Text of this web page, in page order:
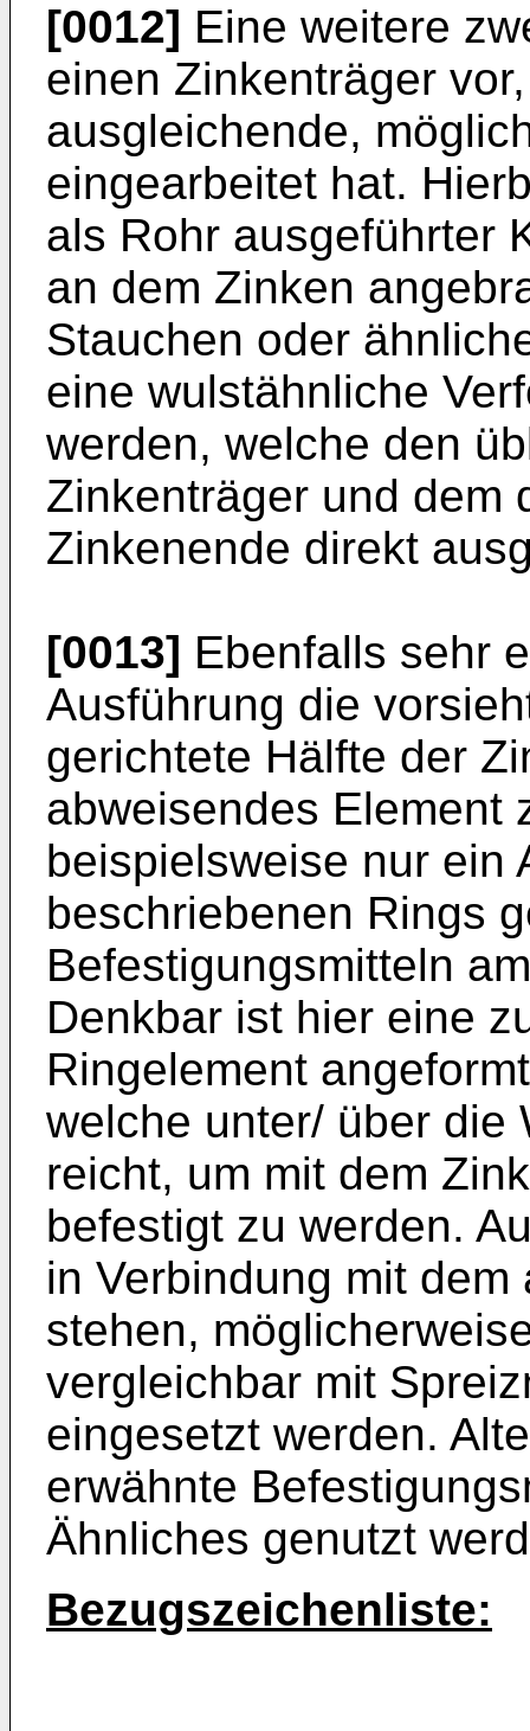
[0012] Eine weitere
einen Zinkenträger
ausgleichende,
eingearbeitet hat.
als Rohr ausgeführter
an dem Zinken
Stauchen oder
eine wulstähnliche
werden, welche den
Zinkenträger und dem
Zinkenende direkt
[0013] Ebenfalls sehr
Ausführung die
gerichtete Hälfte der
abweisendes Element
beispielsweise nur ein
beschriebenen Rings
Befestigungsmitteln
Denkbar ist hier eine
Ringelement
welche unter/ über die
reicht, um mit dem
befestigt zu werden.
in Verbindung mit
stehen,
vergleichbar mit
eingesetzt werden.
erwähnte
Ähnliches genutzt
Bezugszeichenliste: